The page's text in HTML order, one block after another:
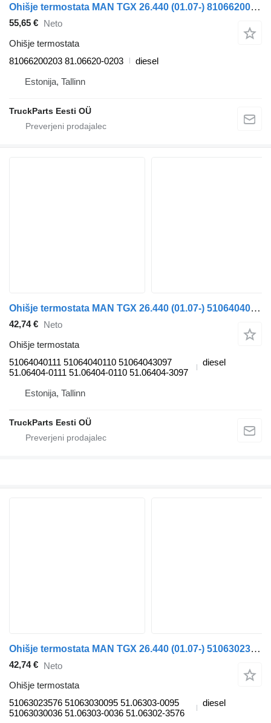
Ohišje termostata MAN TGX 26.440 (01.07-) 81066200203 za vlačilec MAN TGL, TGM, TGS, TGX (2005-2021)
55,65 € Neto
Ohišje termostata
81066200203 81.06620-0203
diesel
Estonija, Tallinn
TruckParts Eesti OÜ
Ohišje termostata MAN TGX 26.440 (01.07-) 51064040111 za vlačilec MAN TGL, TGM, TGS, TGX (2005-2021)
42,74 € Neto
Ohišje termostata
51064040111 51064040110 51064043097
51.06404-0111 51.06404-0110 51.06404-3097
diesel
Estonija, Tallinn
TruckParts Eesti OÜ
Ohišje termostata MAN TGX 26.440 (01.07-) 51063023576 za vlačilec MAN TGL, TGM, TGS, TGX (2005-2021)
42,74 € Neto
Ohišje termostata
51063023576 51063030095 51.06303-0095
51063030036 51.06303-0036 51.06302-3576
diesel